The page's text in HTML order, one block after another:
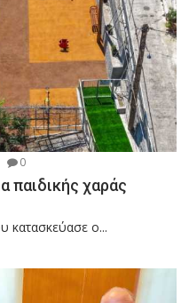
0
παιδικής χαράς
κατασκεύασε ο...